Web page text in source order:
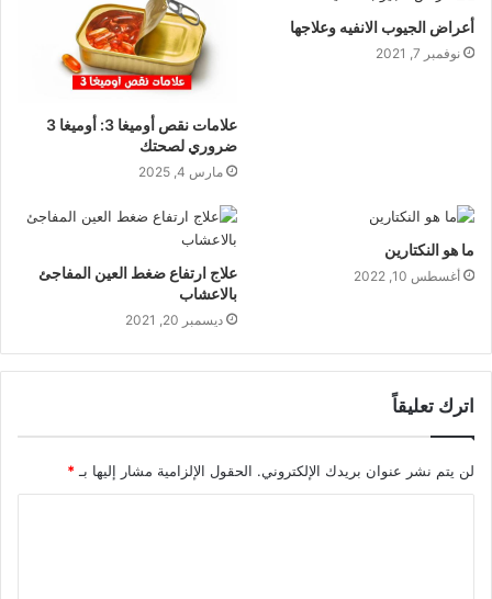
أعراض الجيوب الانفيه وعلاجها
نوفمبر 7, 2021
علامات نقص أوميغا 3: أوميغا 3
ضروري لصحتك
مارس 4, 2025
ما هو النكتارين
أغسطس 10, 2022
علاج ارتفاع ضغط العين المفاجئ
بالاعشاب
ديسمبر 20, 2021
اترك تعليقاً
لن يتم نشر عنوان بريدك الإلكتروني. الحقول الإلزامية مشار إليها بـ *